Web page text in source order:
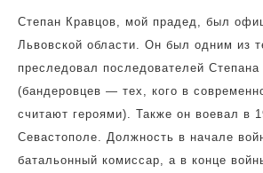
Степан Кравцов, мой прадед, был
Львовской области. Он был одним из
преследовал последователей
(бандеровцев — тех, кого в
считают героями). Также он воевал в
Севастополе. Должность в начале
батальонный комиссар, а в конце